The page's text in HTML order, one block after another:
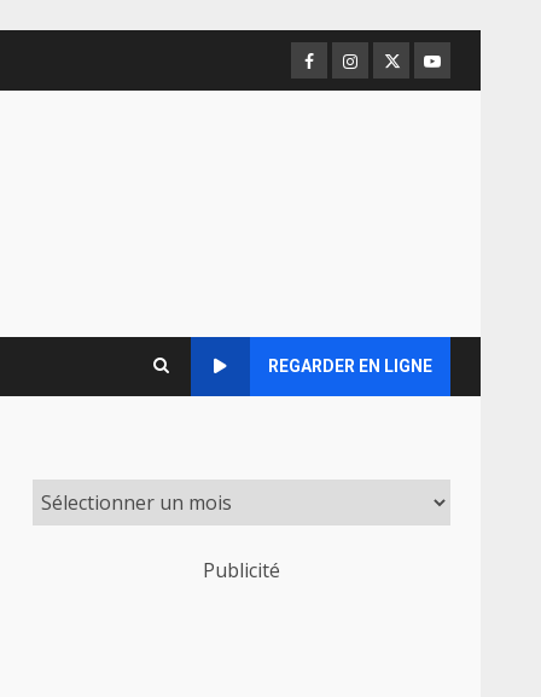
Facebook
Instagram
TwitterYoutube
REGARDER EN LIGNE
Publicité